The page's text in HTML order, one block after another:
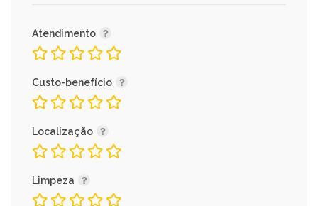
Atendimento
Custo-benefício
Localização
Limpeza